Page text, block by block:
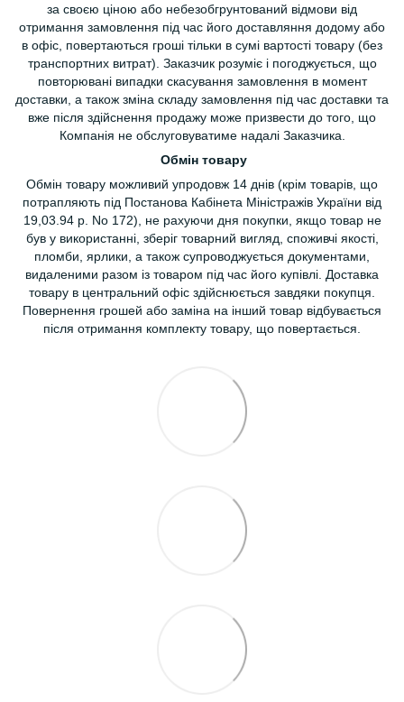
за своєю ціною або небезобгрунтований відмови від
отримання замовлення під час його доставляння додому або
в офіс, повертаються гроші тільки в сумі вартості товару (без
транспортних витрат). Заказчик розуміє і погоджується, що
повторювані випадки скасування замовлення в момент
доставки, а також зміна складу замовлення під час доставки та
вже після здійснення продажу може призвести до того, що
Компанія не обслуговуватиме надалі Заказчика.
Обмін товару
Обмін товару можливий упродовж 14 днів (крім товарів, що
потрапляють під Постанова Кабінета Міністражів України від
19,03.94 р. No 172), не рахуючи дня покупки, якщо товар не
був у використанні, зберіг товарний вигляд, споживчі якості,
пломби, ярлики, а також супроводжується документами,
видаленими разом із товаром під час його купівлі. Доставка
товару в центральний офіс здійснюється завдяки покупця.
Повернення грошей або заміна на інший товар відбувається
після отримання комплекту товару, що повертається.